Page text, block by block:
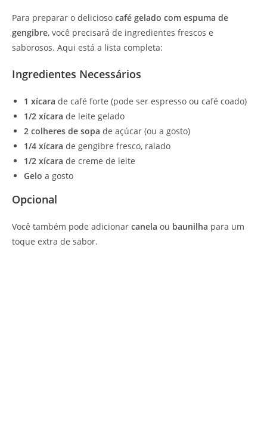
Para preparar o delicioso café gelado com espuma de
gengibre, você precisará de ingredientes frescos e
saborosos. Aqui está a lista completa:
Ingredientes Necessários
1 xícara de café forte (pode ser espresso ou café coado)
1/2 xícara de leite gelado
2 colheres de sopa de açúcar (ou a gosto)
1/4 xícara de gengibre fresco, ralado
1/2 xícara de creme de leite
Gelo a gosto
Opcional
Você também pode adicionar canela ou baunilha para um
toque extra de sabor.